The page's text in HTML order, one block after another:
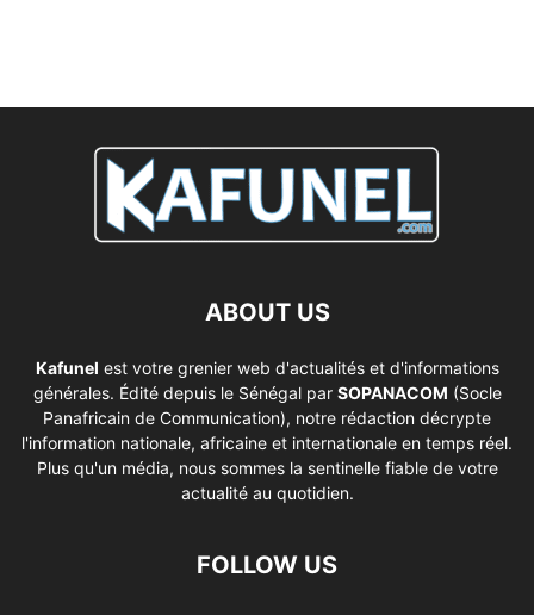
ABOUT US
Kafunel est votre grenier web d'actualités et d'informations
générales. Édité depuis le Sénégal par SOPANACOM (Socle
Panafricain de Communication), notre rédaction décrypte
l'information nationale, africaine et internationale en temps réel.
Plus qu'un média, nous sommes la sentinelle fiable de votre
actualité au quotidien.
FOLLOW US